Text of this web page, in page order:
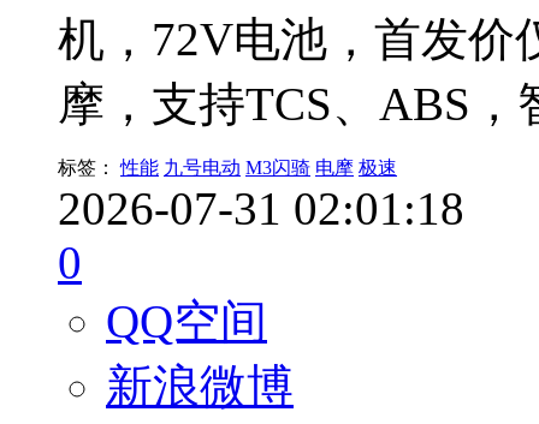
机，72V电池，首发价
摩，支持TCS、ABS
标签： 性能 九号电动 M3闪骑 电摩 极速
2026-07-31 02:01:18
0
QQ空间
新浪微博